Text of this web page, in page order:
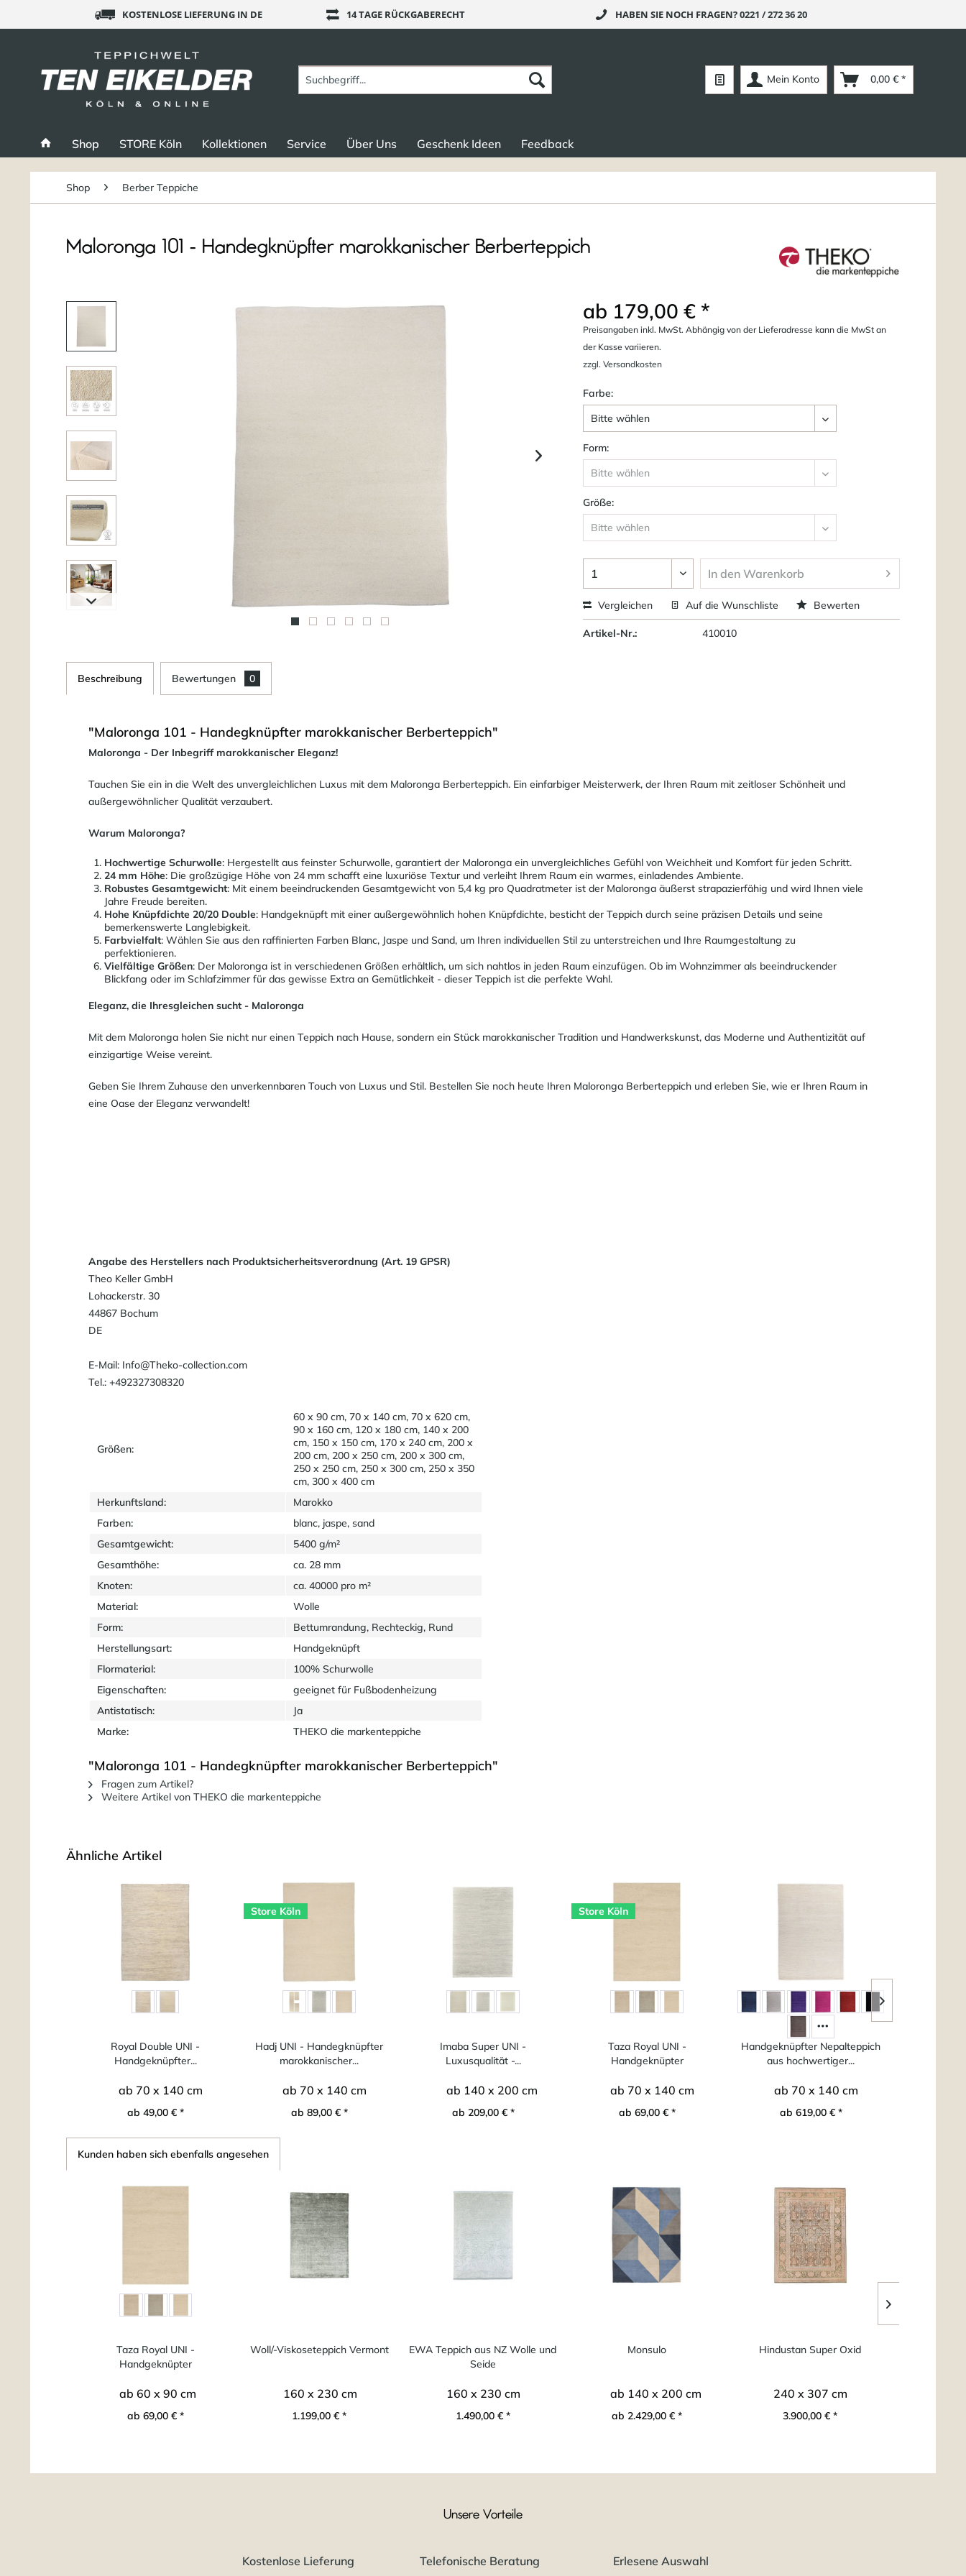
KOSTENLOSE LIEFERUNG IN DE 14 TAGE RÜCKGABERECHT HABEN SIE NOCH FRAGEN?0221 / 272 36 20
Mein Konto 0,00 € *
Shop STORE Köln Kollektionen Service Über Uns Geschenk Ideen Feedback
Shop Berber Teppiche
Maloronga 101 - Handegknüpfter marokkanischer Berberteppich
ab 179,00 € *
Preisangaben inkl. MwSt. Abhängig von der Lieferadresse kann die MwSt an
der Kasse variieren.
zzgl. Versandkosten
Farbe:
Form:
Größe:
In den Warenkorb
Vergleichen Auf die Wunschliste Bewerten
Artikel-Nr.: 410010
Beschreibung Bewertungen 0
"Maloronga 101 - Handegknüpfter marokkanischer Berberteppich"
Maloronga - Der Inbegriff marokkanischer Eleganz!
Tauchen Sie ein in die Welt des unvergleichlichen Luxus mit dem Maloronga Berberteppich. Ein einfarbiger Meisterwerk, der Ihren Raum mit zeitloser Schönheit und
außergewöhnlicher Qualität verzaubert.
Warum Maloronga?
Hochwertige Schurwolle: Hergestellt aus feinster Schurwolle, garantiert der Maloronga ein unvergleichliches Gefühl von Weichheit und Komfort für jeden Schritt.
24 mm Höhe: Die großzügige Höhe von 24 mm schafft eine luxuriöse Textur und verleiht Ihrem Raum ein warmes, einladendes Ambiente.
Robustes Gesamtgewicht: Mit einem beeindruckenden Gesamtgewicht von 5,4 kg pro Quadratmeter ist der Maloronga äußerst strapazierfähig und wird Ihnen viele
Jahre Freude bereiten.
Hohe Knüpfdichte 20/20 Double: Handgeknüpft mit einer außergewöhnlich hohen Knüpfdichte, besticht der Teppich durch seine präzisen Details und seine
bemerkenswerte Langlebigkeit.
Farbvielfalt: Wählen Sie aus den raffinierten Farben Blanc, Jaspe und Sand, um Ihren individuellen Stil zu unterstreichen und Ihre Raumgestaltung zu
perfektionieren.
Vielfältige Größen: Der Maloronga ist in verschiedenen Größen erhältlich, um sich nahtlos in jeden Raum einzufügen. Ob im Wohnzimmer als beeindruckender
Blickfang oder im Schlafzimmer für das gewisse Extra an Gemütlichkeit - dieser Teppich ist die perfekte Wahl.
Eleganz, die Ihresgleichen sucht - Maloronga
Mit dem Maloronga holen Sie nicht nur einen Teppich nach Hause, sondern ein Stück marokkanischer Tradition und Handwerkskunst, das Moderne und Authentizität auf
einzigartige Weise vereint.
Geben Sie Ihrem Zuhause den unverkennbaren Touch von Luxus und Stil. Bestellen Sie noch heute Ihren Maloronga Berberteppich und erleben Sie, wie er Ihren Raum in
eine Oase der Eleganz verwandelt!
Angabe des Herstellers nach Produktsicherheitsverordnung (Art. 19 GPSR)
Theo Keller GmbH
Lohackerstr. 30
44867 Bochum
DE
E-Mail: Info@Theko-collection.com
Tel.: +492327308320
Größen:
60 x 90 cm, 70 x 140 cm, 70 x 620 cm,
90 x 160 cm, 120 x 180 cm, 140 x 200
cm, 150 x 150 cm, 170 x 240 cm, 200 x
200 cm, 200 x 250 cm, 200 x 300 cm,
250 x 250 cm, 250 x 300 cm, 250 x 350
cm, 300 x 400 cm
Herkunftsland:
Marokko
Farben:
blanc, jaspe, sand
Gesamtgewicht:
5400 g/m²
Gesamthöhe:
ca. 28 mm
Knoten:
ca. 40000 pro m²
Material:
Wolle
Form:
Bettumrandung, Rechteckig, Rund
Herstellungsart:
Handgeknüpft
Flormaterial:
100% Schurwolle
Eigenschaften:
geeignet für Fußbodenheizung
Antistatisch:
Ja
Marke:
THEKO die markenteppiche
"Maloronga 101 - Handegknüpfter marokkanischer Berberteppich"
Fragen zum Artikel?
Weitere Artikel von THEKO die markenteppiche
Ähnliche Artikel
Royal Double UNI -
Handgeknüpfter...
ab 70 x 140 cm
ab 49,00 € *
Store Köln
Hadj UNI - Handegknüpfter
marokkanischer...
ab 70 x 140 cm
ab 89,00 € *
Imaba Super UNI -
Luxusqualität -...
ab 140 x 200 cm
ab 209,00 € *
Store Köln
Taza Royal UNI -
Handgeknüpter
ab 70 x 140 cm
ab 69,00 € *
Handgeknüpfter Nepalteppich
aus hochwertiger...
ab 70 x 140 cm
ab 619,00 € *
Kunden haben sich ebenfalls angesehen
Taza Royal UNI -
Handgeknüpter
ab 60 x 90 cm
ab 69,00 € *
Woll/-Viskoseteppich Vermont
160 x 230 cm
1.199,00 € *
EWA Teppich aus NZ Wolle und
Seide
160 x 230 cm
1.490,00 € *
Monsulo
ab 140 x 200 cm
ab 2.429,00 € *
Hindustan Super Oxid
240 x 307 cm
3.900,00 € *
Unsere Vorteile
Kostenlose Lieferung Telefonische Beratung Erlesene Auswahl